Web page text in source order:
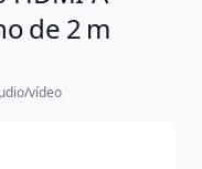
de 2 m
vídeo